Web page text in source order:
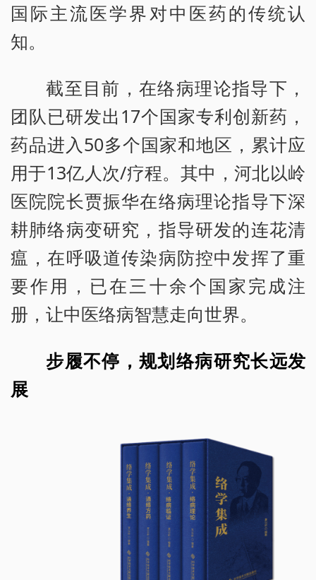
国际主流医学界对中医药的传统认
知。
截至目前，在络病理论指导下，
团队已研发出17个国家专利创新药，
药品进入50多个国家和地区，累计应
用于13亿人次/疗程。其中，河北以岭
医院院长贾振华在络病理论指导下深
耕肺络病变研究，指导研发的连花清
瘟，在呼吸道传染病防控中发挥了重
要作用，已在三十余个国家完成注
册，让中医络病智慧走向世界。
步履不停，规划络病研究长远发
展